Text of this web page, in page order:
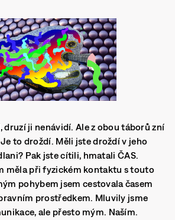
ji nenávidí. Ale z obou táborů zní
Je to droždí. Měli jste droždí v jeho
Pak jste cítili, hmatali ČAS.
měla při fyzickém kontaktu s touto
pohybem jsem cestovala časem
prostředkem. Mluvily jsme
ale přesto mým. Naším.